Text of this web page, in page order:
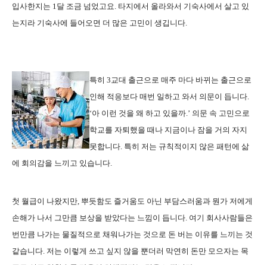
입사한지는 1달 조금 넘었고요. 타지에서 올라와서 기숙사에서 살고 있
는지라 기숙사에 들어오면 더 많은 고민이 생깁니다.
특히 3교대 출근으로 매주 마다 바뀌는 출근으로
인해 적응보다 매번 일하고 와서 의문이 듭니다.
‘아 이런 것을 왜 하고 있을까.’ 의문 속 고민으로
학교를 자퇴했을 때나 지금이나 잠을 거의 자지
못합니다. 특히 저는 규칙적이지 않은 패턴에 삶
에 회의감을 느끼고 있습니다.
첫 월급이 나왔지만, 뿌듯함도 즐거움도 아닌 부담스러움과 뭔가 저에게
손해가 나서 그만큼 보상을 받았다는 느낌이 듭니다. 여기 회사사람들은
번만큼 나가는 물질적으로 채워나가는 것으로 돈 버는 이유를 느끼는 것
같습니다. 저는 이렇게 쓰고 싶지 않을 뿐더러 막연히 돈만 모으자는 목